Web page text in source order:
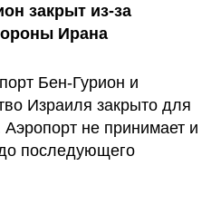
закрыт из-за
Ирана
Бен-Гурион и
Израиля закрыто для
не принимает и
последующего